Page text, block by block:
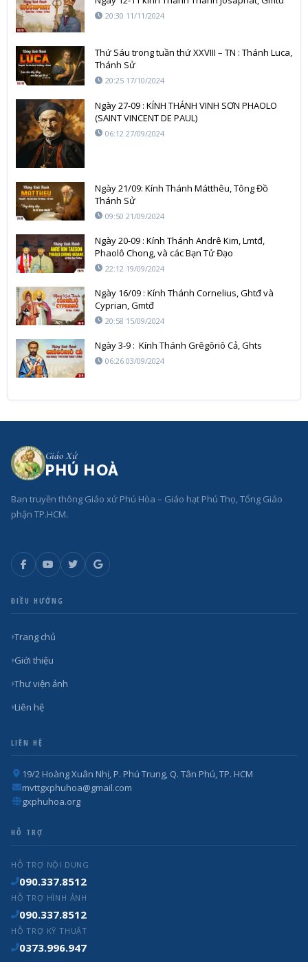
20:30 11/11/2024
Thứ Sáu trong tuần thứ XXVIII – TN : Thánh Luca,
Thánh Sử
20:25 17/10/2024
Ngày 27-09 : KÍNH THÁNH VINH SƠN PHAOLO
(SAINT VINCENT DE PAUL)
06:12 27/09/2024
Ngày 21/09: Kính Thánh Mátthêu, Tông Đồ
Thánh Sử
09:50 21/09/2024
Ngày 20-09 : Kính Thánh Andrê Kim, Lmtđ,
Phaolô Chong, và các Bạn Tử Đạo
22:12 19/09/2024
Ngày 16/09 : Kính Thánh Cornelius, Ghtđ và
Cyprian, Gmtđ
20:58 15/09/2024
Ngày 3-9 : Kính Thánh Grêgôriô Cả, Ghts
06:26 03/09/2024
Giáo Xứ
PHÚ HOÀ
Ban truyền thông Giáo xứ Phú Hòa – Giáo hạt Phú Thọ, Tổng Giáo
phận TP.HCM.
ĐIỀU HƯỚNG
Trang chủ
Giới thiệu
Thư viện ảnh
Liên hệ
LIÊN HỆ
19/2 Hoàng Xuân Nhị, P. Phú Trung, Q. Tân Phú, TP. HCM
mvttgxphuhoa@gmail.com
gxphuhoa.org
HỖ TRỢ
HỖ TRỢ NỘI DUNG
090.337.8512
HỖ TRỢ HÌNH ẢNH
090.337.8512
HỖ TRỢ KỸ THUẬT
0373.996.947